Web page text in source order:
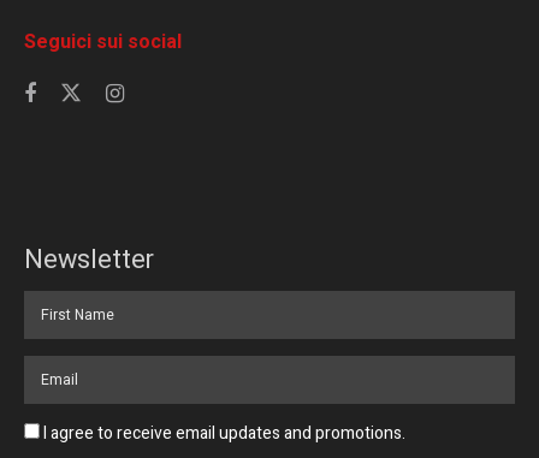
Seguici sui social
Newsletter
I agree to receive email updates and promotions.